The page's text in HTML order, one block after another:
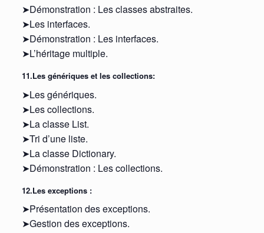
➤Démonstration : Les classes abstraites.
➤Les interfaces.
➤Démonstration : Les interfaces.
➤L’héritage multiple.
11.Les génériques et les collections:
➤Les génériques.
➤Les collections.
➤La classe List.
➤Tri d’une liste.
➤La classe Dictionary.
➤Démonstration : Les collections.
12.Les exceptions :
➤Présentation des exceptions.
➤Gestion des exceptions.